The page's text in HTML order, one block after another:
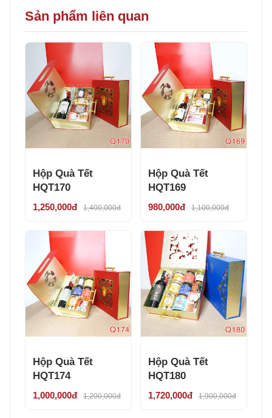
Sản phẩm liên quan
Hộp Quà Tết
HQT170
1,250,000đ 1,400,000đ
Hộp Quà Tết
HQT169
980,000đ 1,100,000đ
Hộp Quà Tết
HQT174
1,000,000đ 1,200,000đ
Hộp Quà Tết
HQT180
1,720,000đ 1,900,000đ